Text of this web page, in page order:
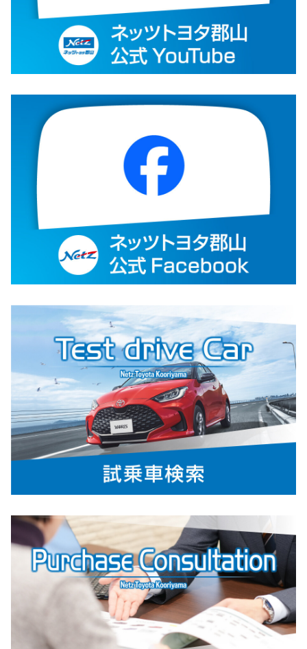
詳しくはこちら
TOYOTAは、新型RAV4を12月17日に発
売しました。6代目となる新型RAV4は、
「Life is an Adventure」をテーマに、
「どこへでも行けそう、なんでもできそ
う」という価値観を体現した新世代のSUVです。RAV4らしい塊感の
ある力強いデザインとパッケージを維持しながら、「多様化」「電
動化」「知能化」をキーワードに開発をしました。
詳しくはこちら
歳末・新春 ハッピースマイルフェア！
の感謝を込めて「歳末・新春 ハッピース
マイルフェア」を開催中です。
詳しくはこちら
2025-10-12
TV番組放送のお知らせ「福島から始まる
水素社会への挑戦」
10月19日（日）午後3時25分から、福島
中央テレビにて「水素で描く福島の未
来」をテーマに、水素社会の実現に挑む
企業の取り組みを紹介。
「水素のお兄さん」こととびchan.が、わかりやすく解説します。
詳しくはこちら
2025-10-09
TOYOTAは、電気自動車（BEV）「bZ4
X」を一部改良し、2025年10月9日に発